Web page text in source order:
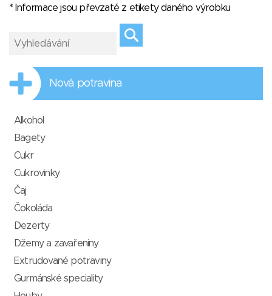
* Informace jsou převzaté z etikety daného výrobku
Nová potravina
Alkohol
Bagety
Cukr
Cukrovinky
Čaj
Čokoláda
Dezerty
Džemy a zavařeniny
Extrudované potraviny
Gurmánské speciality